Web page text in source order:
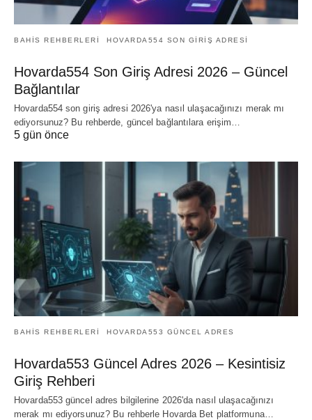
BAHIS REHBERLERI HOVARDA554 SON GIRIŞ ADRESI
Hovarda554 Son Giriş Adresi 2026 – Güncel
Bağlantılar
Hovarda554 son giriş adresi 2026'ya nasıl ulaşacağınızı merak mı
ediyorsunuz? Bu rehberde, güncel bağlantılara erişim…
5 gün önce
BAHIS REHBERLERI HOVARDA553 GÜNCEL ADRES
Hovarda553 Güncel Adres 2026 – Kesintisiz
Giriş Rehberi
Hovarda553 güncel adres bilgilerine 2026'da nasıl ulaşacağınızı
merak mı ediyorsunuz? Bu rehberle Hovarda Bet platformuna…